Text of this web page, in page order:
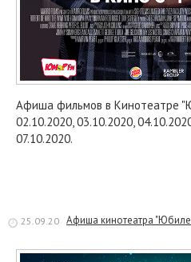
Афиша фильмов в Кинотеатре
02.10.2020, 03.10.2020,
07.10.2020.
25.09.20 Афиша кинотеатра